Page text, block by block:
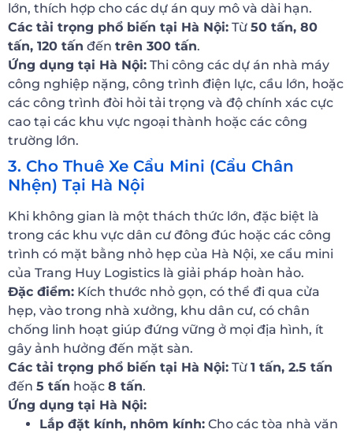
lớn, thích hợp cho các dự án quy mô và dài hạn.
Các tải trọng phổ biến tại Hà Nội: Từ 50 tấn, 80
tấn, 120 tấn đến trên 300 tấn.
Ứng dụng tại Hà Nội: Thi công các dự án nhà máy
công nghiệp nặng, công trình điện lực, cầu lớn, hoặc
các công trình đòi hỏi tải trọng và độ chính xác cực
cao tại các khu vực ngoại thành hoặc các công
trường lớn.
3. Cho Thuê Xe Cẩu Mini (Cẩu Chân
Nhện) Tại Hà Nội
Khi không gian là một thách thức lớn, đặc biệt là
trong các khu vực dân cư đông đúc hoặc các công
trình có mặt bằng nhỏ hẹp của Hà Nội, xe cẩu mini
của Trang Huy Logistics là giải pháp hoàn hảo.
Đặc điểm: Kích thước nhỏ gọn, có thể đi qua cửa
hẹp, vào trong nhà xưởng, khu dân cư, có chân
chống linh hoạt giúp đứng vững ở mọi địa hình, ít
gây ảnh hưởng đến mặt sàn.
Các tải trọng phổ biến tại Hà Nội: Từ 1 tấn, 2.5 tấn
đến 5 tấn hoặc 8 tấn.
Ứng dụng tại Hà Nội:
Lắp đặt kính, nhôm kính: Cho các tòa nhà văn